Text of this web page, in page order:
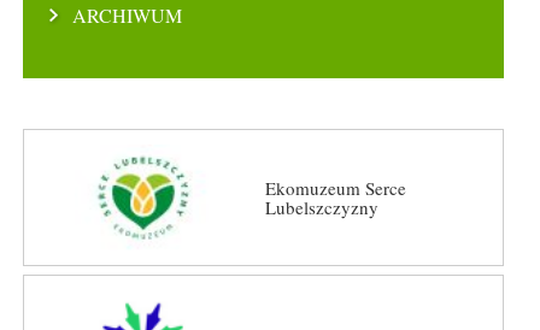
ARCHIWUM
Ekomuzeum Serce
Lubelszczyzny